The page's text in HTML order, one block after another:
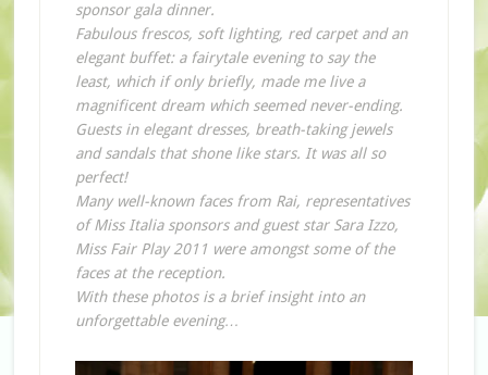
sponsor gala dinner.
Fabulous frescos, soft lighting, red carpet and an
elegant buffet: a fairytale evening to say the
least, which if only briefly, made me live a
magnificent dream which seemed never-ending.
Guests in elegant dresses, breath-taking jewels
and sandals that shone like stars. It was all so
perfect!
Many well-known faces from Rai, representatives
of Miss Italia sponsors and guest star Sara Izzo,
Miss Fair Play 2011 were amongst some of the
faces at the reception.
With these photos is a brief insight into an
unforgettable evening…